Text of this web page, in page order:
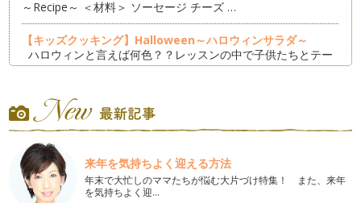
～Recipe～ ＜材料＞ ソーセージ チーズ …
【キッズクッキング】Halloween～ハロウィンサラダ～
ハロウィンと言えば何色？？レッスンの中で子供たちとテー
マカ…
【キッズクッキング】Halloween～パンプキンパイ～
ハロウィン月間ということで、ハロウィンをテーマにした可愛
いレシピを紹介して参りま…
【キッズクッキング】Summer Party！
今年の夏は本当に猛暑でしたね。暑さを吹き飛ばすような元気
になる夏休み企画として、『Summ…
来年を気持ちよく迎える方法
年末で大忙しのママたちが悩む大片づけ特集！ また、来年
を気持ちよく迎…